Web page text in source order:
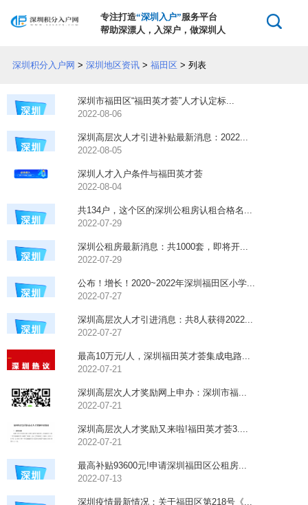
专注打造“深圳入户”服务平台
帮助深漂人，入深户，做深圳人
深圳积分入户网 > 深圳地区资讯> 福田区 > 列表
深圳市福田区“福田英才荟”人才认定标...
2022-08-06
深圳高层次人才引进补贴最新消息：2022...
2022-08-05
深圳人才入户条件与福田英才荟
2022-08-04
共134户，这个区的深圳公租房认租合格名...
2022-07-29
深圳公租房最新消息：共1000套，即将开...
2022-07-29
公布！增长！2020~2022年深圳福田区小学...
2022-07-27
深圳高层次人才引进消息：共8人获得2022...
2022-07-27
最高10万元/人，深圳福田英才荟集成电路...
2022-07-21
深圳高层次人才奖励网上申办：深圳市福...
2022-07-21
深圳高层次人才奖励又来啦!福田英才荟3....
2022-07-21
最高补贴93600元!申请深圳福田区公租房...
2022-07-13
深圳疫情最新情况：关于福田区第218号《...